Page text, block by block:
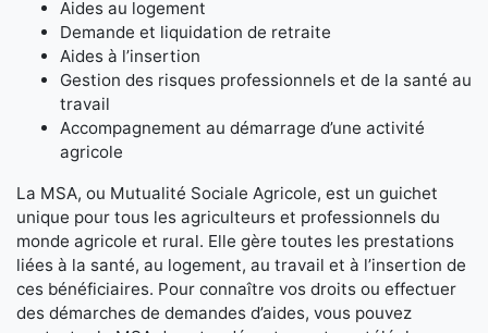
Aides au logement
Demande et liquidation de retraite
Aides à l’insertion
Gestion des risques professionnels et de la santé au
travail
Accompagnement au démarrage d’une activité
agricole
La MSA, ou Mutualité Sociale Agricole, est un guichet
unique pour tous les agriculteurs et professionnels du
monde agricole et rural. Elle gère toutes les prestations
liées à la santé, au logement, au travail et à l’insertion de
ces bénéficiaires. Pour connaître vos droits ou effectuer
des démarches de demandes d’aides, vous pouvez